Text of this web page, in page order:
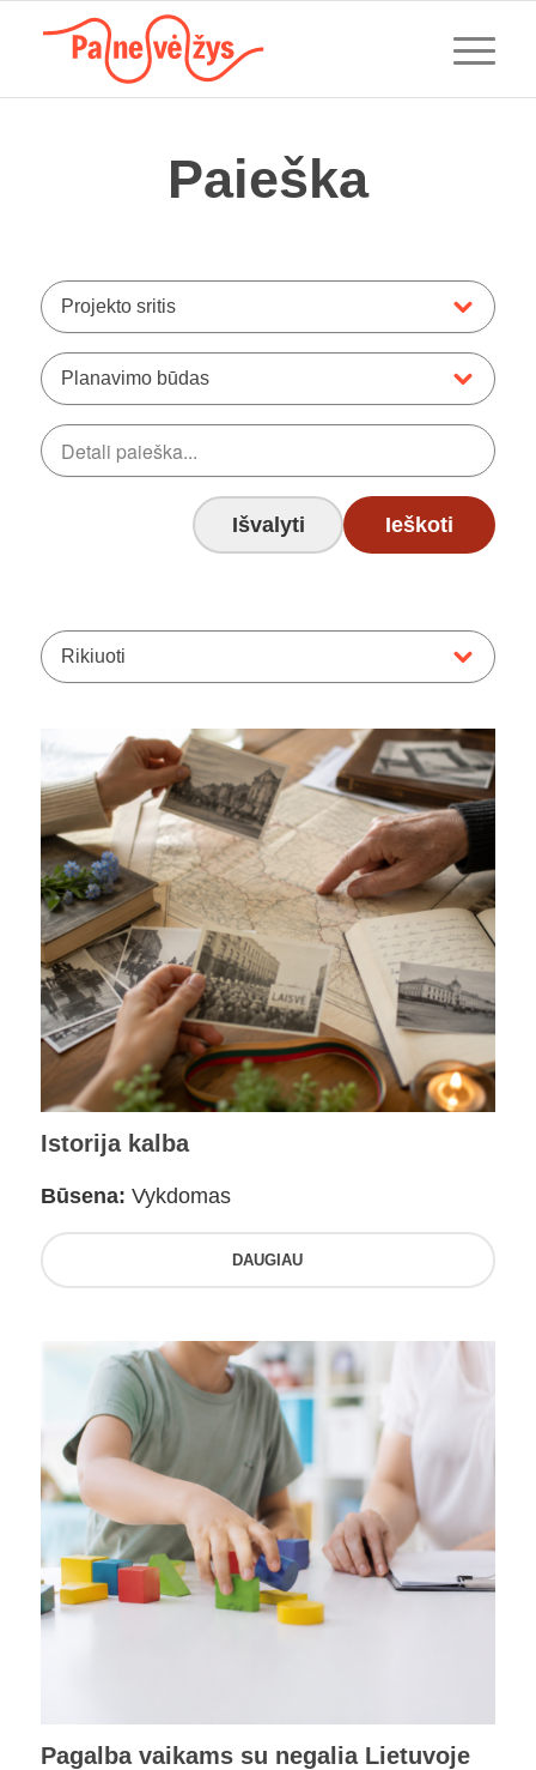
Paieška
Projekto sritis
Planavimo būdas
Išvalyti Ieškoti
Rikiuoti
Istorija kalba
Būsena: Vykdomas
DAUGIAU
Pagalba vaikams su negalia Lietuvoje